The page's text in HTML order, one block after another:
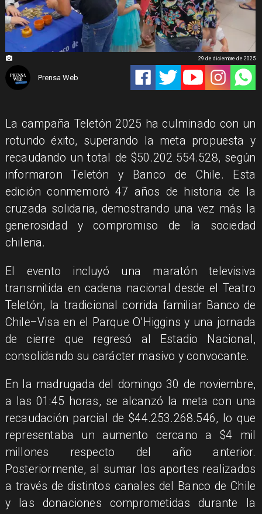
Prensa Web
29 de diciembre de 2025
La campaña Teletón 2025 ha culminado con un
rotundo éxito, superando la meta propuesta y
recaudando un total de $50.202.554.528, según
informaron Teletón y Banco de Chile. Esta
edición conmemoró 47 años de historia de la
cruzada solidaria, demostrando una vez más la
generosidad y compromiso de la sociedad
chilena.
El evento incluyó una maratón televisiva
transmitida en cadena nacional desde el Teatro
Teletón, la tradicional corrida familiar Banco de
Chile–Visa en el Parque O’Higgins y una jornada
de cierre que regresó al Estadio Nacional,
consolidando su carácter masivo y convocante.
En la madrugada del domingo 30 de noviembre,
a las 01:45 horas, se alcanzó la meta con una
recaudación parcial de $44.253.268.546, lo que
representaba un aumento cercano a $4 mil
millones respecto del año anterior.
Posteriormente, al sumar los aportes realizados
a través de distintos canales del Banco de Chile
y las donaciones comprometidas durante la